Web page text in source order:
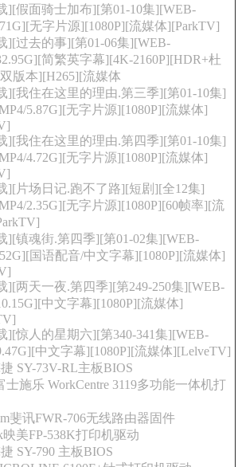
][假面骑士加布][第01-10集][WEB-
无字片源][1080P][流媒体][ParkTV]
][过去的事][第01-06集][WEB-
简繁英字幕][4K-2160P][HDR+杜
版本][H265][流媒体
][我住在这里的理由.第三季][第01-10集]
5.87G][无字片源][1080P][流媒体]
][我住在这里的理由.第四季][第01-10集]
4.72G][无字片源][1080P][流媒体]
][片场日记.跑不了路][短剧][全12集]
2.35G][无字片源][1080P][60帧率][流
][镇魂街.第四季][第01-02集][WEB-
国语配音/中文字幕][1080P][流媒体]
][两天一夜.第四季][第249-250集][WEB-
中文字幕][1080P][流媒体]
][惊人的星期六][第340-341集][WEB-
中文字幕][1080P][流媒体][LelveTV]
SY-73V-RL主板BIOS
士施乐 WorkCentre 3119多功能一体机打
斐讯FWR-706无线路由器固件
映美FP-538K打印机驱动
SY-790 主板BIOS